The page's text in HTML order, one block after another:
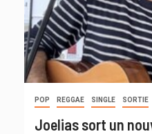
POP REGGAE SINGLE SORTIE
Joelias sort un